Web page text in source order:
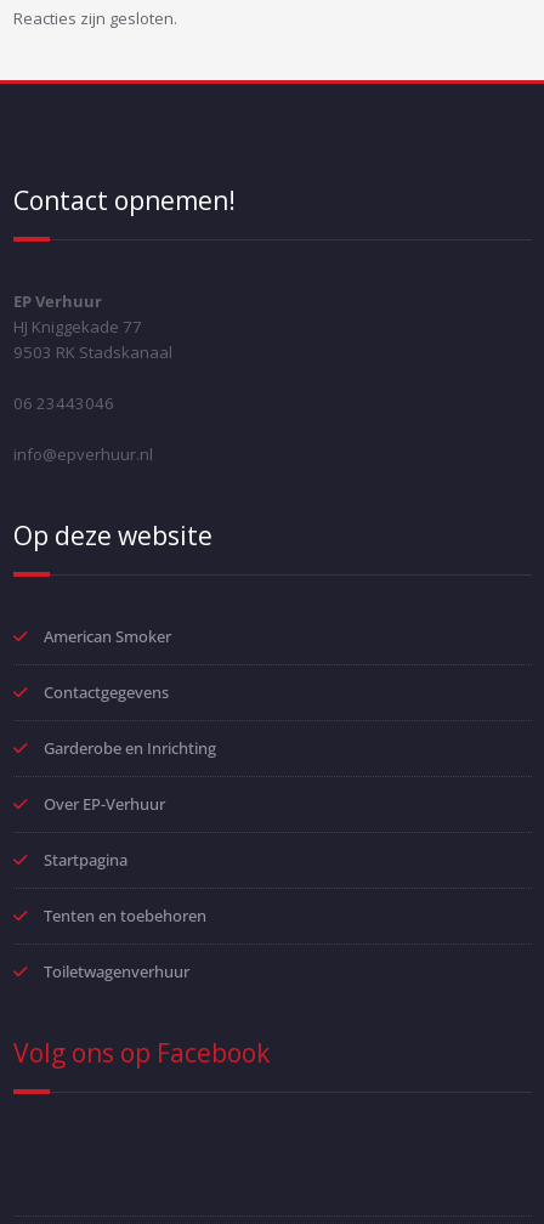
Reacties zijn gesloten.
Contact opnemen!
EP Verhuur
HJ Kniggekade 77
9503 RK Stadskanaal
06 23443046
info@epverhuur.nl
Op deze website
American Smoker
Contactgegevens
Garderobe en Inrichting
Over EP-Verhuur
Startpagina
Tenten en toebehoren
Toiletwagenverhuur
Volg ons op Facebook